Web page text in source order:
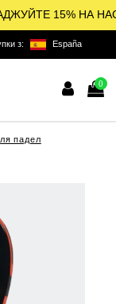
15% НА
з: España
0
падел